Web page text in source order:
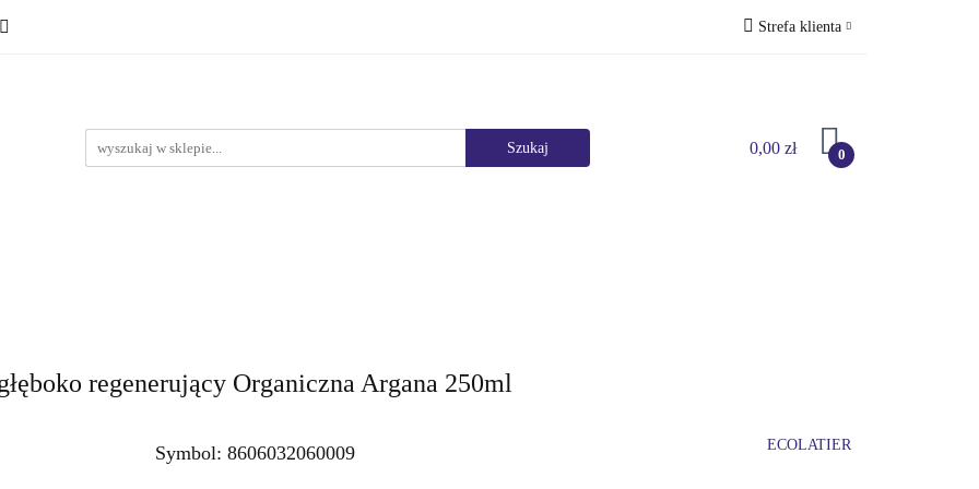
Strefa klienta
Dodaj zgłoszenie
0,00 zł 0
regenerujący Organiczna Argana 250ml
Symbol: 8606032060009 ECOLATIER